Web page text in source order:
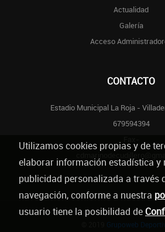
Actualidad
Galería
Acceso
CONTACTO
Estadio Municipal La Roja -
679594394
Grupoweb
Utilizamos cookies propias y de
elaborar información estadística y
publicidad personalizada a través
navegación, conforme a nuestra
usuario tiene la posibilidad de